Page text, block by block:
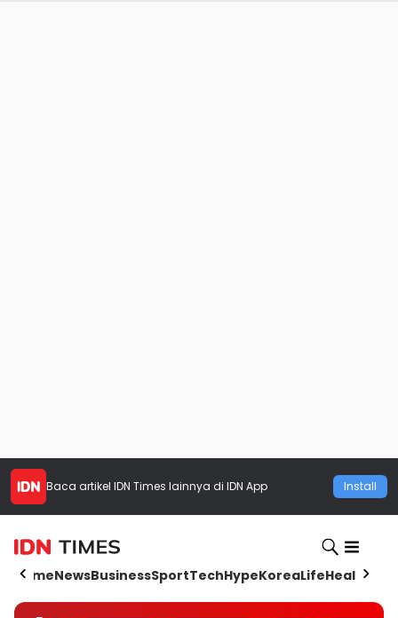
Baca artikel IDN Times lainnya di IDN App Install
HomeNewsBusinessSportTechHypeKoreaLifeHealth